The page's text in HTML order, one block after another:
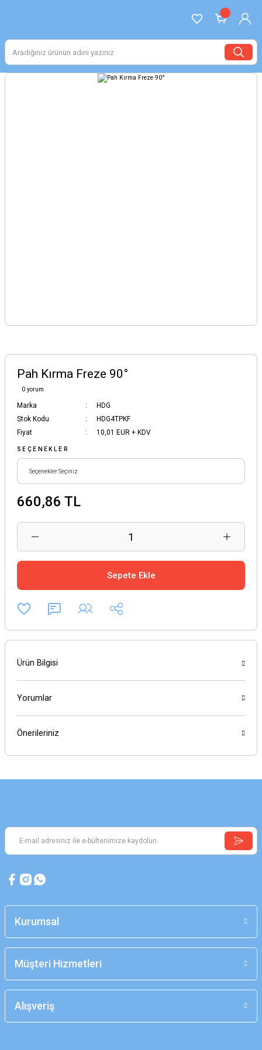
Pah Kırma Freze 90°
0 yorum
Marka
HDG
Stok Kodu
HDG4TPKF
Fiyat
10,01 EUR + KDV
SEÇENEKLER
660,86 TL
Sepete Ekle
Ürün Bilgisi
Yorumlar
Önerileriniz
Kurumsal
Müşteri Hizmetleri
Alışveriş